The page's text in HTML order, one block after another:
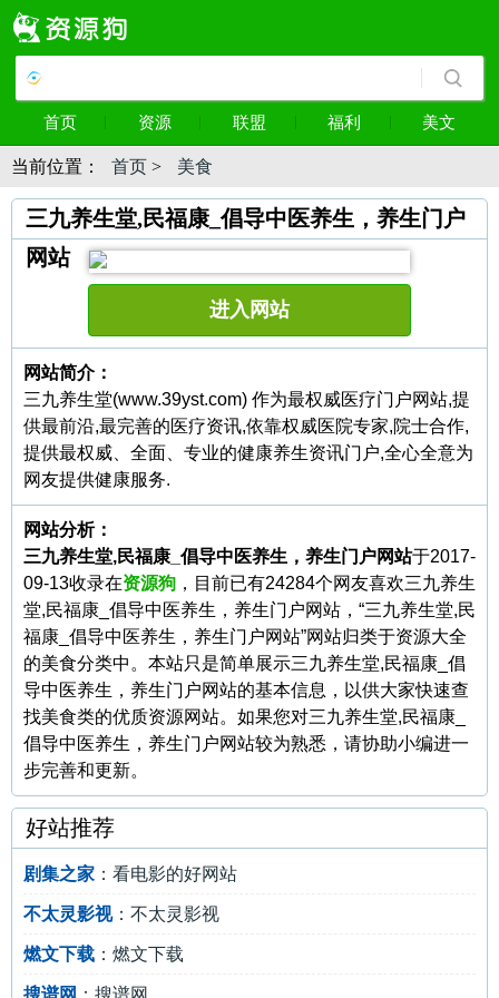
首页 资源 联盟 福利 美文
当前位置： 首页 > 美食
三九养生堂,民福康_倡导中医养生，养生门户
网站
进入网站
网站简介：
三九养生堂(www.39yst.com) 作为最权威医疗门户网站,提
供最前沿,最完善的医疗资讯,依靠权威医院专家,院士合作,
提供最权威、全面、专业的健康养生资讯门户,全心全意为
网友提供健康服务.
网站分析：
三九养生堂,民福康_倡导中医养生，养生门户网站于2017-
09-13收录在资源狗 ，目前已有24284个网友喜欢三九养生
堂,民福康_倡导中医养生，养生门户网站，“三九养生堂,民
福康_倡导中医养生，养生门户网站”网站归类于资源大全
的美食分类中。本站只是简单展示三九养生堂,民福康_倡
导中医养生，养生门户网站的基本信息，以供大家快速查
找美食类的优质资源网站。如果您对三九养生堂,民福康_
倡导中医养生，养生门户网站较为熟悉，请协助小编进一
步完善和更新。
好站推荐
剧集之家 ：看电影的好网站
不太灵影视：不太灵影视
燃文下载 ：燃文下载
搜谱网 ：搜谱网